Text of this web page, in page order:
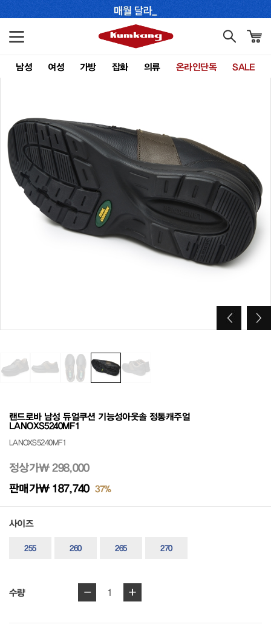
남성 여성 가방 잡화 의류 온라인단독 SALE
랜드로바 남성 듀얼쿠션 기능성아웃솔 정통캐주얼
LANOXS5240MF1
LANOXS5240MF1
정상가₩ 298,000
판매가₩ 187,740 37%
사이즈
255 260 265 270
수량 - 1 +